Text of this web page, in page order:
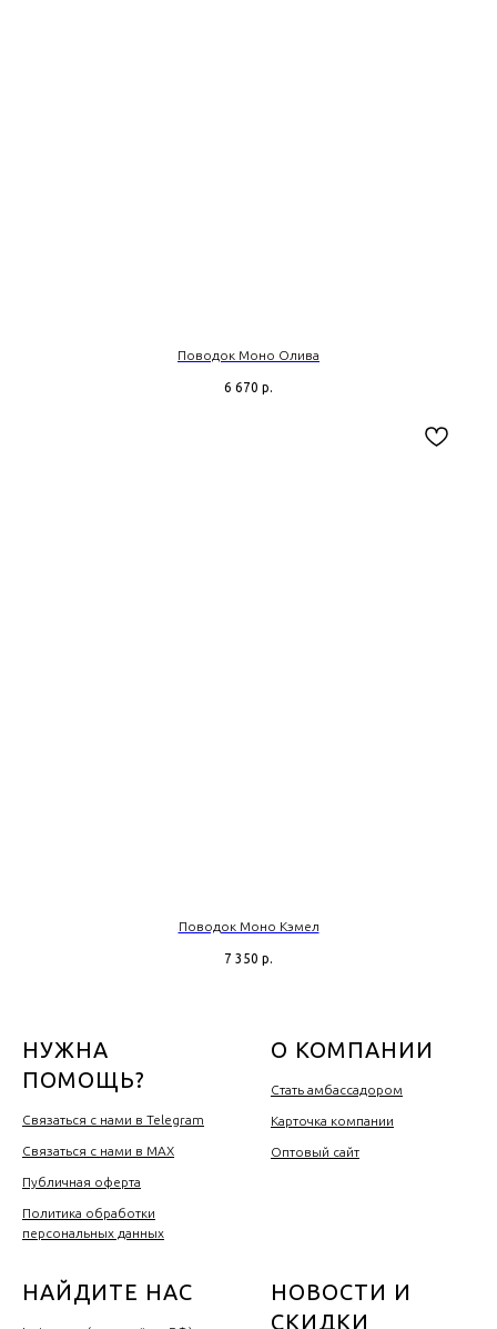
Поводок Моно Олива
6 670 р.
Поводок Моно Кэмел
7 350 р.
НУЖНА
ПОМОЩЬ?
Связаться с нами в Telegram
Связаться с нами в MAX
Публичная оферта
Политика обработки
персональных данных
О КОМПАНИИ
Стать амбассадором
Карточка компании
Оптовый сайт
НАЙДИТЕ НАС
НОВОСТИ И
СКИДКИ